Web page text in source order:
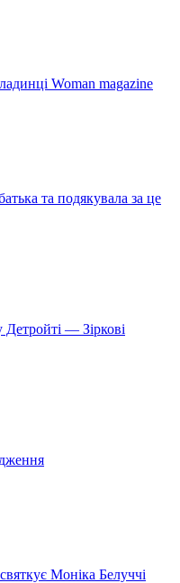
Woman magazine
та подякувала за це
— Зіркові
Моніка Белуччі